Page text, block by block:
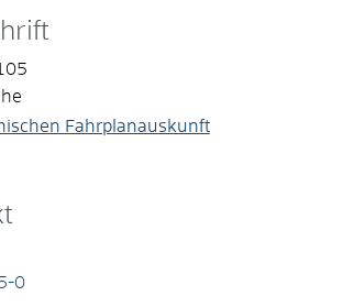
Fahrplanauskunft
0